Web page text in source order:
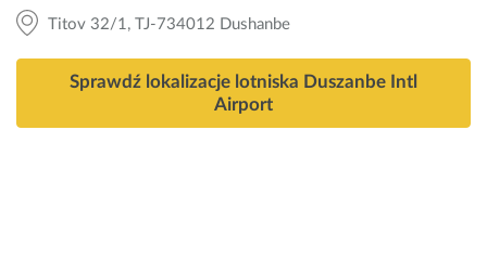
Titov 32/1, TJ-734012 Dushanbe
Sprawdź lokalizacje lotniska Duszanbe Intl
Airport